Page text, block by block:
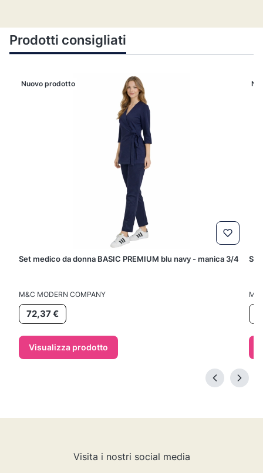
Prodotti consigliati
Nuovo prodotto
Set medico da donna BASIC PREMIUM blu navy - manica 3/4
FABBRICANTE
M&C MODERN COMPANY
Prezzo
72,37 €
Visualizza prodotto
Set
Visita i nostri social media